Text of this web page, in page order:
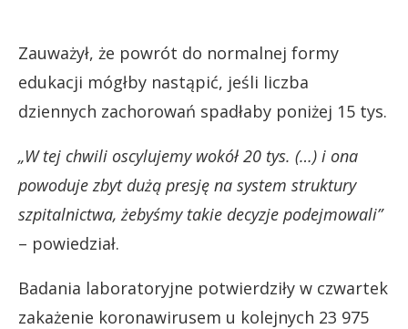
Zauważył, że powrót do normalnej formy
edukacji mógłby nastąpić, jeśli liczba
dziennych zachorowań spadłaby poniżej 15 tys.
„W tej chwili oscylujemy wokół 20 tys. (…) i ona
powoduje zbyt dużą presję na system struktury
szpitalnictwa, żebyśmy takie decyzje podejmowali”
– powiedział.
Badania laboratoryjne potwierdziły w czwartek
zakażenie koronawirusem u kolejnych 23 975